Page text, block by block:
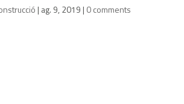
| ag. 9, 2019 | 0 comments